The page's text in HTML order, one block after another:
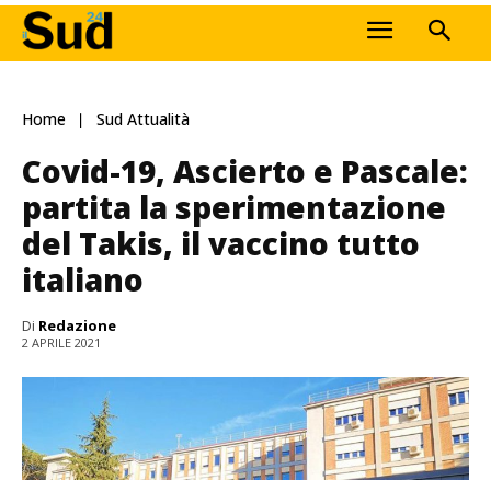
Home Sud Attualità
Covid-19, Ascierto e Pascale:
partita la sperimentazione
del Takis, il vaccino tutto
italiano
Di Redazione
2 APRILE 2021